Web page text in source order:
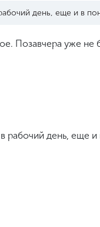
день, еще и в
Позавчера уже не
рабочий день, еще